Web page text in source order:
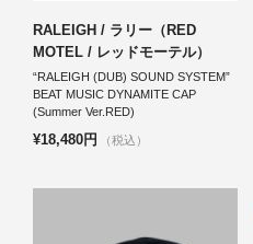
RALEIGH / ラリー（RED
MOTEL / レッドモーテル）
“RALEIGH (DUB) SOUND SYSTEM”
BEAT MUSIC DYNAMITE CAP
(Summer Ver.RED)
¥18,480円 （税込）